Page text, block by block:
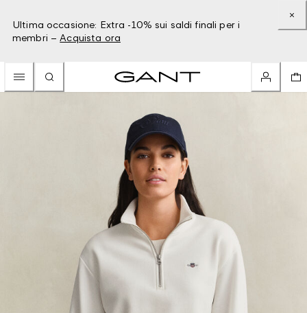
Ultima occasione: Extra -10% sui saldi finali per i
membri – Acquista ora